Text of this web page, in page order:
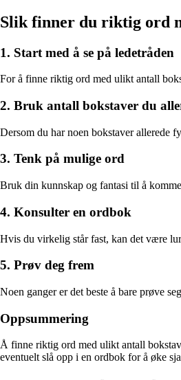
Slik finner du riktig ord
1. Start med å se på ledetråden
For å finne riktig ord med ulikt antall
2. Bruk antall bokstaver du
Dersom du har noen bokstaver allerede
3. Tenk på mulige ord
Bruk din kunnskap og fantasi til å
4. Konsulter en ordbok
Hvis du virkelig står fast, kan det være
5. Prøv deg frem
Noen ganger er det beste å bare prøve
Oppsummering
Å finne riktig ord med ulikt antall
eventuelt slå opp i en ordbok for å øke